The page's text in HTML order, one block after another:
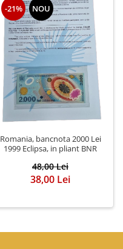
-21% NOU
Romania, bancnota 2000 Lei
1999 Eclipsa, in pliant BNR
48,00 Lei
38,00 Lei